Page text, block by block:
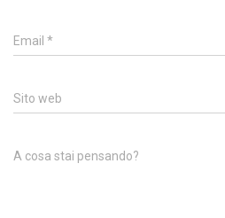
Email *
Sito web
A cosa stai pensando?